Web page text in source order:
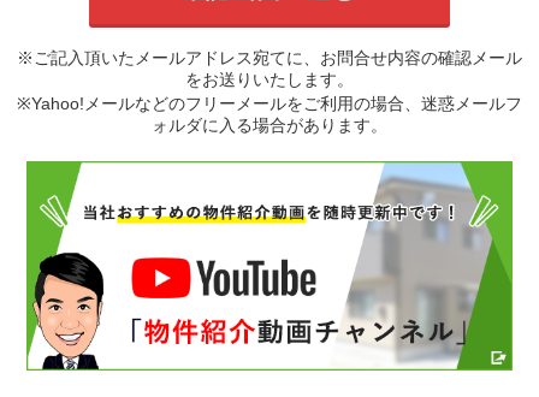
※ご記入頂いたメールアドレス宛てに、お問合せ内容の確認メール
をお送りいたします。
※Yahoo!メールなどのフリーメールをご利用の場合、迷惑メールフ
ォルダに入る場合があります。